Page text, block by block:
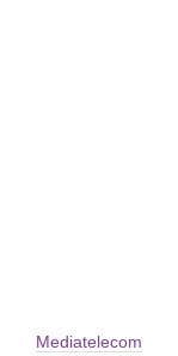
Mediatelecom